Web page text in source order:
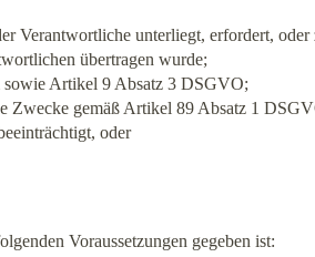
Verantwortliche unterliegt, erfordert, oder
übertragen wurde;
sowie Artikel 9 Absatz 3 DSGVO;
Zwecke gemäß Artikel 89 Absatz 1
oder
Voraussetzungen gegeben ist: